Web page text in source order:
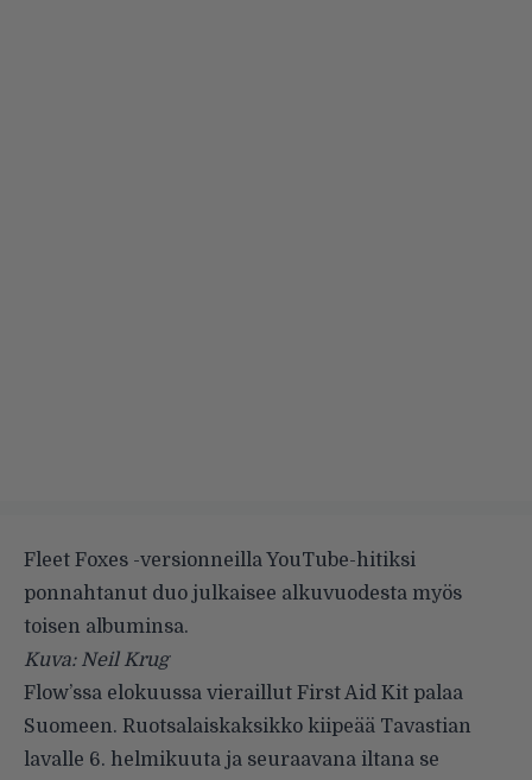
Fleet Foxes -versionneilla YouTube-hitiksi
ponnahtanut duo julkaisee alkuvuodesta myös
toisen albuminsa.
Kuva: Neil Krug
Flow’ssa elokuussa vieraillut First Aid Kit palaa
Suomeen. Ruotsalaiskaksikko kiipeää Tavastian
lavalle 6. helmikuuta ja seuraavana iltana se